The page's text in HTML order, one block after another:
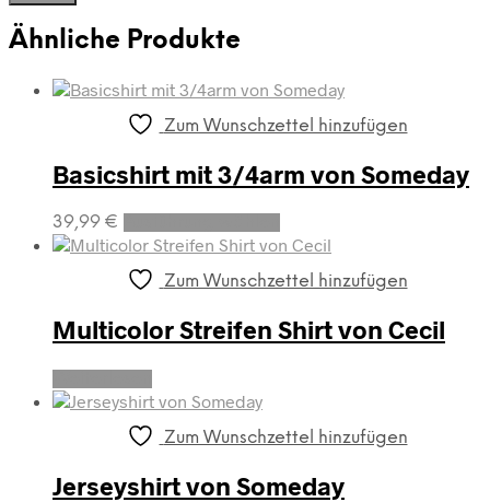
Ähnliche Produkte
Zum Wunschzettel hinzufügen
Basicshirt mit 3/4arm von Someday
39,99 €
Dieses
Produkt
mehrere
auf.
Die
der
Produktseite
werden
Zum Wunschzettel hinzufügen
Multicolor Streifen Shirt von Cecil
Zum Wunschzettel hinzufügen
Jerseyshirt von Someday